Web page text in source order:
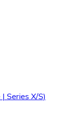
Series X/S)